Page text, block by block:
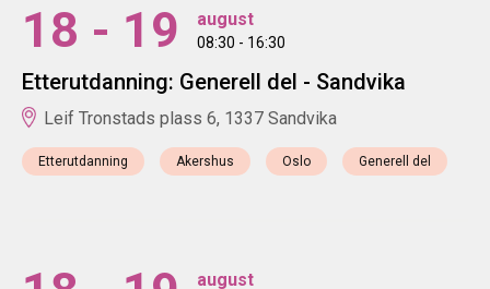
18 - 19 august
08:30 - 16:30
Etterutdanning: Generell del - Sandvika
Leif Tronstads plass 6, 1337 Sandvika
Etterutdanning Akershus Oslo Generell del
august